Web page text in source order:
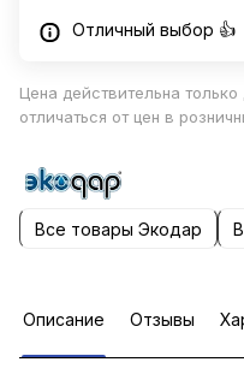
Отличный выбор 👍
Цена действительна
отличаться от цен в
Все товары Экодар
Описание Отзывы